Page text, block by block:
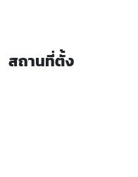
สถานที่ตั้ง